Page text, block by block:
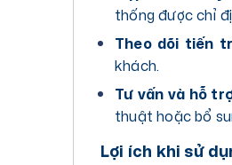
thống được chỉ
Theo dõi tiến
khách.
Tư vấn và hỗ
thuật hoặc bổ
Lợi ích khi sử